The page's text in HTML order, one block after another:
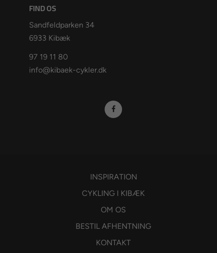
FIND OS
Sandfeldparken 34
6933 Kibæk
97 19 11 80
info@kibaek-cykler.dk
INSPIRATION
CYKLING I KIBÆK
OM OS
BESTIL AFHENTNING
KONTAKT